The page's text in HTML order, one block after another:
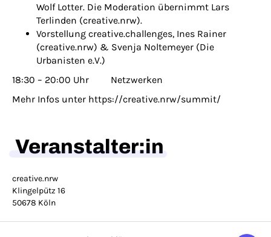
Wolf Lotter. Die Moderation übernimmt Lars
Terlinden (creative.nrw).
Vorstellung creative.challenges, Ines Rainer
(creative.nrw) & Svenja Noltemeyer (Die
Urbanisten e.V.)
18:30 – 20:00 Uhr Netzwerken
Mehr Infos unter https://creative.nrw/summit/
Veranstalter:in
creative.nrw
Klingelpütz 16
50678 Köln